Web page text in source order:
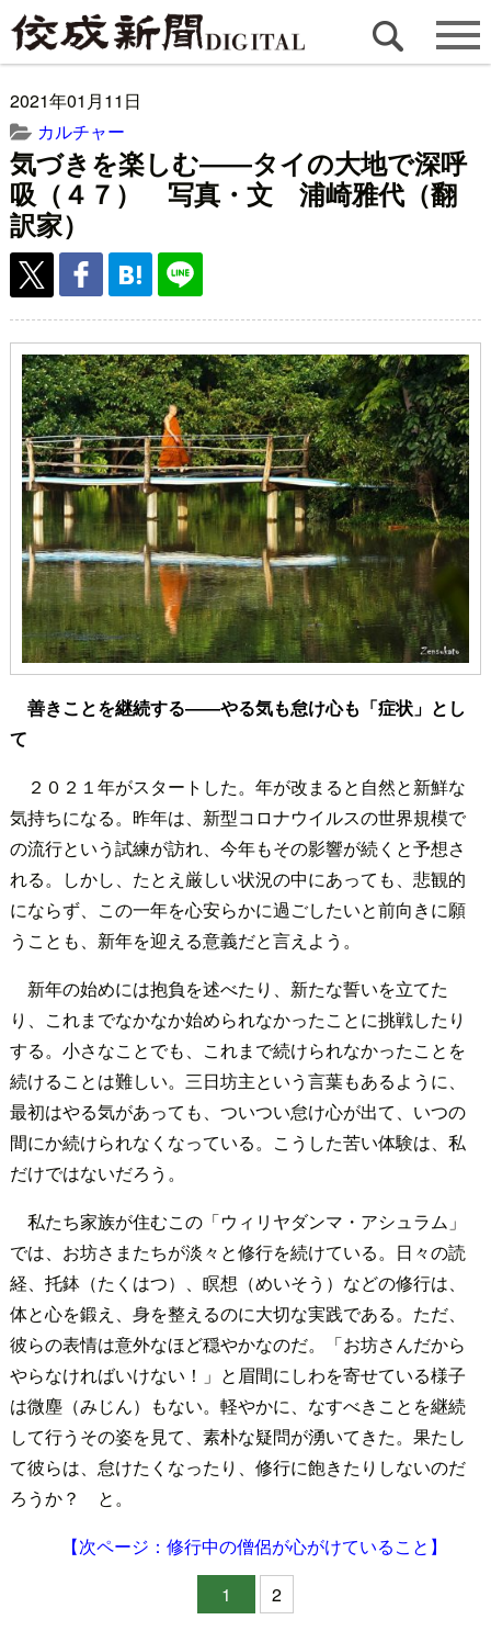
2021年01月11日
カルチャー
気づきを楽しむ――タイの大地で深呼
吸（４７） 写真・文 浦崎雅代（翻
訳家）
善きことを継続する――やる気も怠け心も「症状」とし
て
２０２１年がスタートした。年が改まると自然と新鮮な
気持ちになる。昨年は、新型コロナウイルスの世界規模で
の流行という試練が訪れ、今年もその影響が続くと予想さ
れる。しかし、たとえ厳しい状況の中にあっても、悲観的
にならず、この一年を心安らかに過ごしたいと前向きに願
うことも、新年を迎える意義だと言えよう。
新年の始めには抱負を述べたり、新たな誓いを立てた
り、これまでなかなか始められなかったことに挑戦したり
する。小さなことでも、これまで続けられなかったことを
続けることは難しい。三日坊主という言葉もあるように、
最初はやる気があっても、ついつい怠け心が出て、いつの
間にか続けられなくなっている。こうした苦い体験は、私
だけではないだろう。
私たち家族が住むこの「ウィリヤダンマ・アシュラム」
では、お坊さまたちが淡々と修行を続けている。日々の読
経、托鉢（たくはつ）、瞑想（めいそう）などの修行は、
体と心を鍛え、身を整えるのに大切な実践である。ただ、
彼らの表情は意外なほど穏やかなのだ。「お坊さんだから
やらなければいけない！」と眉間にしわを寄せている様子
は微塵（みじん）もない。軽やかに、なすべきことを継続
して行うその姿を見て、素朴な疑問が湧いてきた。果たし
て彼らは、怠けたくなったり、修行に飽きたりしないのだ
ろうか？ と。
【次ページ：修行中の僧侶が心がけていること】
1
2